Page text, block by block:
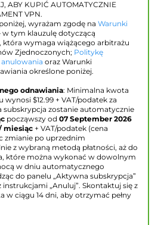
ABY KUPIĆ AUTOMATYCZNIE
VPN.
wyrażam zgodę na Warunki
tym klauzulę dotyczącą
która wymaga wiążącego arbitrażu
Zjednoczonych; Politykę
oraz Warunki
określone poniżej.
odnawiania: Minimalna kwota
wynosi $12.99 + VAT/podatek za
subskrypcja zostanie automatycznie
począwszy od 07 September 2026
miesiąc + VAT/podatek (cena
zmianie po uprzednim
z wybraną metodą płatności, aż do
które można wykonać w dowolnym
w dniu automatycznego
do panelu „Aktywna subskrypcja”
„Anuluj”. Skontaktuj się z
w ciągu 14 dni, aby otrzymać pełny